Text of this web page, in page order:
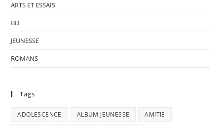
ARTS ET ESSAIS
BD
JEUNESSE
ROMANS
Tags
ADOLESCENCE ALBUM JEUNESSE AMITIÉ